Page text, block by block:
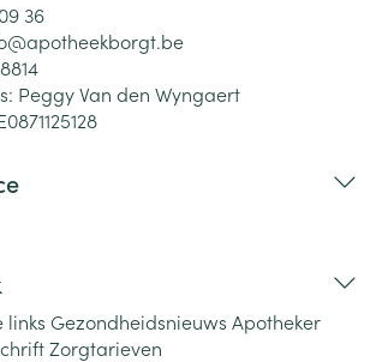
36
apotheekborgt.be
Peggy Van den Wyngaert
links Gezondheidsnieuws Apotheker
Zorgtarieven